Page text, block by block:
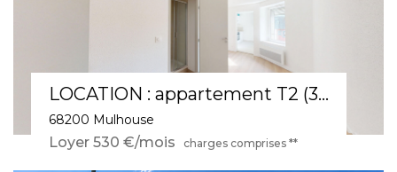
LOCATION : appartement T2 (33 m²) à Mulhouse
68200 Mulhouse
Loyer 530 €/mois charges comprises **